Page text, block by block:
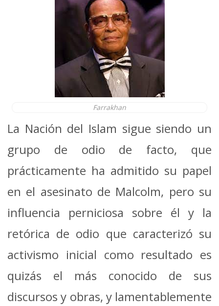
Farrakhan
La Nación del Islam sigue siendo un
grupo de odio de facto, que
prácticamente ha admitido su papel
en el asesinato de Malcolm, pero su
influencia perniciosa sobre él y la
retórica de odio que caracterizó su
activismo inicial como resultado es
quizás el más conocido de sus
discursos y obras, y lamentablemente